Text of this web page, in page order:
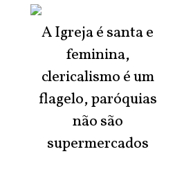
A Igreja é santa e
feminina,
clericalismo é um
flagelo, paróquias
não são
supermercados